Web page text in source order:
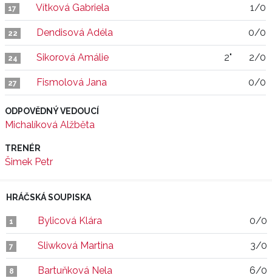
17 Vítková Gabriela 1/0
22 Dendisová Adéla 0/0
24 Sikorová Amálie 2" 2/0
27 Fismolová Jana 0/0
ODPOVĚDNÝ VEDOUCÍ
Michalíková Alžběta
TRENÉR
Šimek Petr
HRÁČSKÁ SOUPISKA
1 Bylicová Klára 0/0
7 Sliwková Martina 3/0
8 Bartuňková Nela 6/0